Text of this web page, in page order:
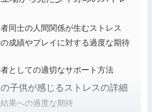
同士の人間関係が生むストレス
成績やプレイに対する過度な期待
としての適切なサポート方法
子供が感じるストレスの詳細
果への過度な期待